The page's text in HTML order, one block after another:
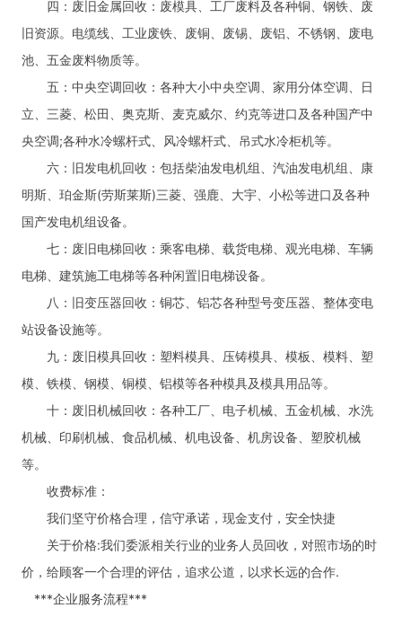
四：废旧金属回收：废模具、工厂废料及各种铜、钢铁、废
旧资源。电缆线、工业废铁、废铜、废锡、废铝、不锈钢、废电
池、五金废料物质等。
五：中央空调回收：各种大小中央空调、家用分体空调、日
立、三菱、松田、奥克斯、麦克威尔、约克等进口及各种国产中
央空调;各种水冷螺杆式、风冷螺杆式、吊式水冷柜机等。
六：旧发电机回收：包括柴油发电机组、汽油发电机组、康
明斯、珀金斯(劳斯莱斯)三菱、强鹿、大宇、小松等进口及各种
国产发电机组设备。
七：废旧电梯回收：乘客电梯、载货电梯、观光电梯、车辆
电梯、建筑施工电梯等各种闲置旧电梯设备。
八：旧变压器回收：铜芯、铝芯各种型号变压器、整体变电
站设备设施等。
九：废旧模具回收：塑料模具、压铸模具、模板、模料、塑
模、铁模、钢模、铜模、铝模等各种模具及模具用品等。
十：废旧机械回收：各种工厂、电子机械、五金机械、水洗
机械、印刷机械、食品机械、机电设备、机房设备、塑胶机械
等。
收费标准：
我们坚守价格合理，信守承诺，现金支付，安全快捷
关于价格:我们委派相关行业的业务人员回收，对照市场的时
价，给顾客一个合理的评估，追求公道，以求长远的合作.
***企业服务流程***